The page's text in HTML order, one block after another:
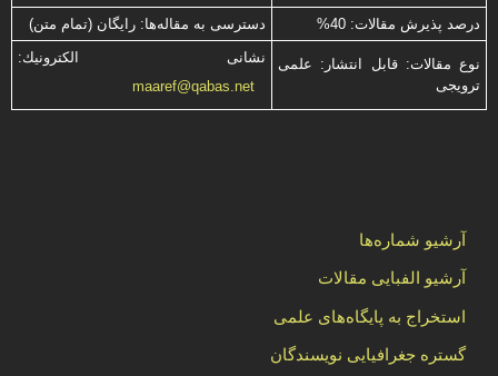
درصد پذیرش مقالات: 40% دسترسی به مقاله‌ها: رایگان (تمام متن)
نوع مقالات: قابل انتشار: علمی
ترویجی
نشانی الكترونیك:
maaref@qabas.net
آرشیو شماره‌ها
آرشیو الفبایی مقالات
استخراج به پایگاه‌های علمی
گستره جغرافیایی نویسندگان